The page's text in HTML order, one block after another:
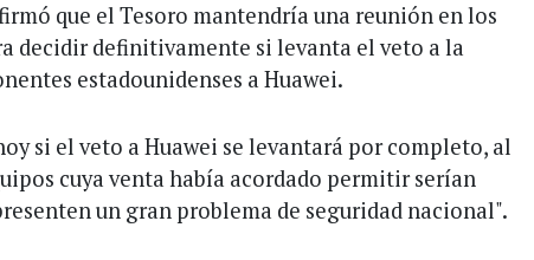
que el Tesoro mantendría una reunión en los
decidir definitivamente si levanta el veto a la
estadounidenses a Huawei.
si el veto a Huawei se levantará por completo, al
cuya venta había acordado permitir serían
un gran problema de seguridad nacional".